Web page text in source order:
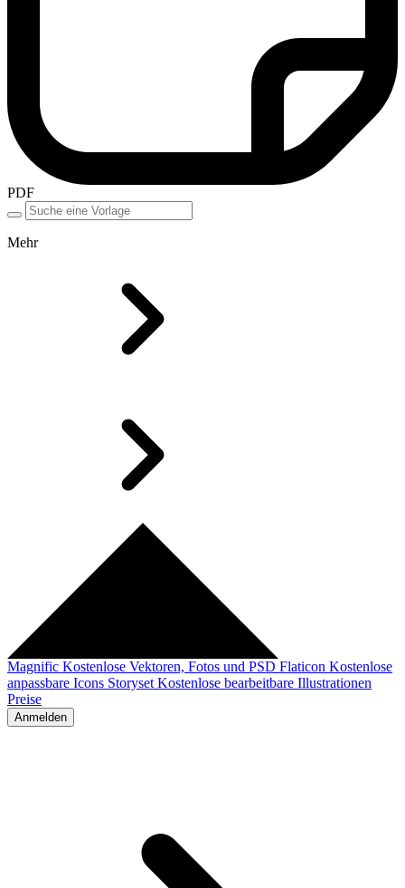
PDF
Mehr
Magnific Kostenlose Vektoren, Fotos und PSD Flaticon Kostenlose
anpassbare Icons Storyset Kostenlose bearbeitbare Illustrationen
Preise
Anmelden